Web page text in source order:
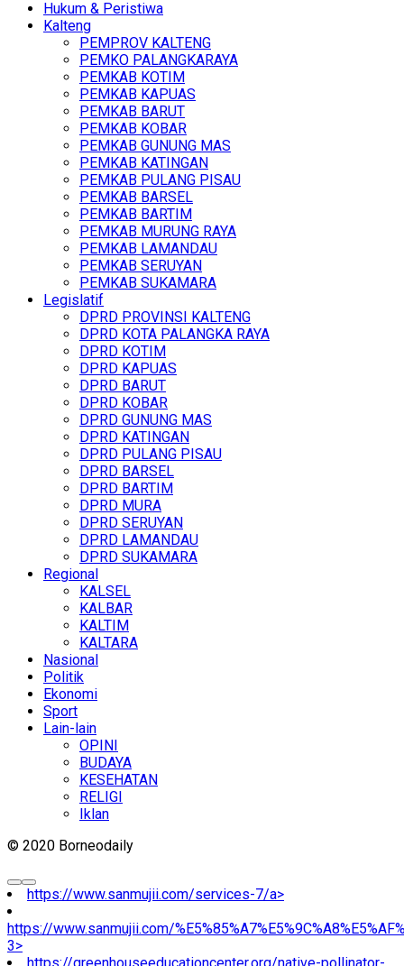
Hukum & Peristiwa
Kalteng
PEMPROV KALTENG
PEMKO PALANGKARAYA
PEMKAB KOTIM
PEMKAB KAPUAS
PEMKAB BARUT
PEMKAB KOBAR
PEMKAB GUNUNG MAS
PEMKAB KATINGAN
PEMKAB PULANG PISAU
PEMKAB BARSEL
PEMKAB BARTIM
PEMKAB MURUNG RAYA
PEMKAB LAMANDAU
PEMKAB SERUYAN
PEMKAB SUKAMARA
Legislatif
DPRD PROVINSI KALTENG
DPRD KOTA PALANGKA RAYA
DPRD KOTIM
DPRD KAPUAS
DPRD BARUT
DPRD KOBAR
DPRD GUNUNG MAS
DPRD KATINGAN
DPRD PULANG PISAU
DPRD BARSEL
DPRD BARTIM
DPRD MURA
DPRD SERUYAN
DPRD LAMANDAU
DPRD SUKAMARA
Regional
KALSEL
KALBAR
KALTIM
KALTARA
Nasional
Politik
Ekonomi
Sport
Lain-lain
OPINI
BUDAYA
KESEHATAN
RELIGI
Iklan
© 2020 Borneodaily
https://www.sanmujii.com/services-7/a>
https://www.sanmujii.com/
3>